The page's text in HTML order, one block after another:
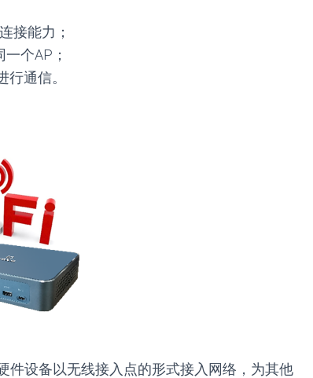
接能力；
个AP；
通信。
件设备以无线接入点的形式接入网络，为其他